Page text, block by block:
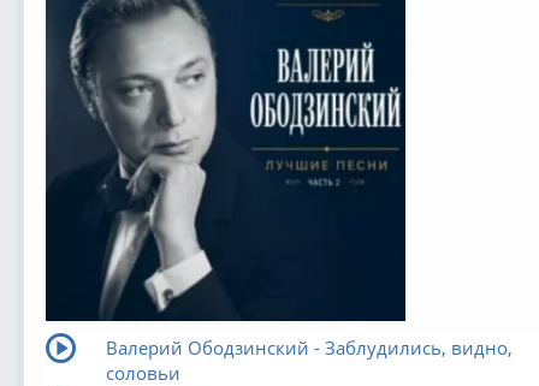
Валерий Ободзинский - Заблудились, видно,
соловьи